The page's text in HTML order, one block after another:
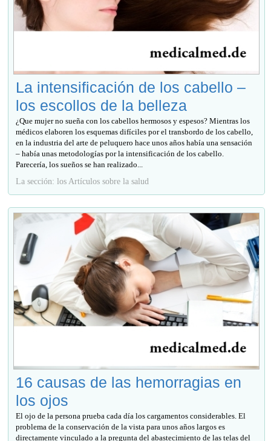
La intensificación de los cabello –
los escollos de la belleza
¿Que mujer no sueña con los cabellos hermosos y espesos? Mientras los
médicos elaboren los esquemas difíciles por el transbordo de los cabello,
en la industria del arte de peluquero hace unos años había una sensación
– había unas metodologías por la intensificación de los cabello.
Parecería, los sueños se han realizado...
La sección: los Artículos sobre la salud
16 causas de las hemorragias en
los ojos
El ojo de la persona prueba cada día los cargamentos considerables. El
problema de la conservación de la vista para unos años largos es
directamente vinculado a la pregunta del abastecimiento de las telas del